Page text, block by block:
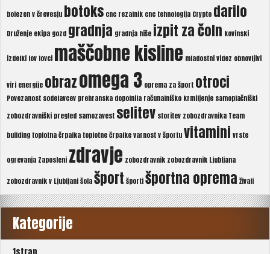
bolezen v črevesju botoks cnc rezalnik cnc tehnologija Crypto darilo
Druženje ekipa gozd gradnja gradnja hiše izpit za čoln kovinski
izdelki lov lovci maščobne kisline mladostni videz obnovljivi
viri energije obrazomega 3 oprema za šport otroci
Povezanost sodelavcev prehranska dopolnila računalniško krmiljenje samoplačniški
zobozdravniški pregled samozavest selitev storitev zobozdravnika Team
building toplotna črpalka toplotne črpalkevarnost v športuvitamini vrste
ogrevanja Zaposleni zdravje zobozdravnik zobozdravnik Ljubljana
zobozdravnik v Ljubljanišolašport športišportna oprema živali
Kategorije